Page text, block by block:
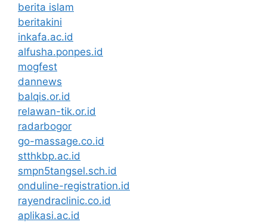
berita islam
beritakini
inkafa.ac.id
alfusha.ponpes.id
mogfest
dannews
balqis.or.id
relawan-tik.or.id
radarbogor
go-massage.co.id
stthkbp.ac.id
smpn5tangsel.sch.id
onduline-registration.id
rayendraclinic.co.id
aplikasi.ac.id